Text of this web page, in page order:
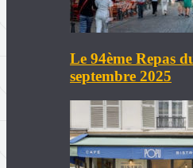
Le 94ème Repas
septembre 2025